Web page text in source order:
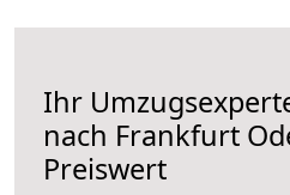
Ihr
nach Frankfurt
Preiswert